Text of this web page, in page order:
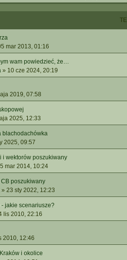
mar 2013, 01:16
wam powiedzieć, że…
» 10 cze 2024, 20:19
2019, 07:58
2025, 12:33
blachodachówka
2025, 09:57
i wektorów poszukiwany
mar 2014, 10:24
poszukiwany
» 23 sty 2022, 12:23
jakie scenariusze?
lis 2010, 22:16
2010, 12:46
i okolice